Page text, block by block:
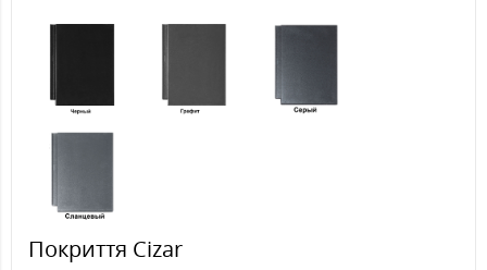
Покриття Cizar